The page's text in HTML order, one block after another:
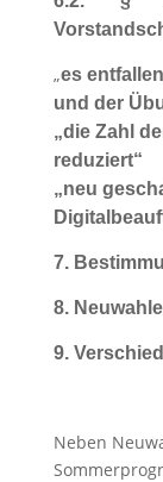
„es
und der
„die Zahl
reduziert“
„neu
7.
8.
9.
Neben